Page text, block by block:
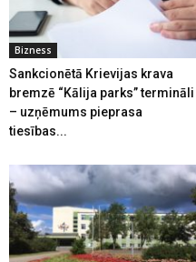
Bizness
Sankcionētā Krievijas krava
bremzē “Kālija parks” termināli
– uzņēmums pieprasa
tiesības...